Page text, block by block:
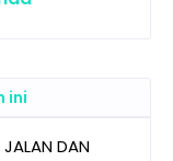
ini
JALAN DAN